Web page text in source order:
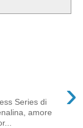
›
Series di
amore